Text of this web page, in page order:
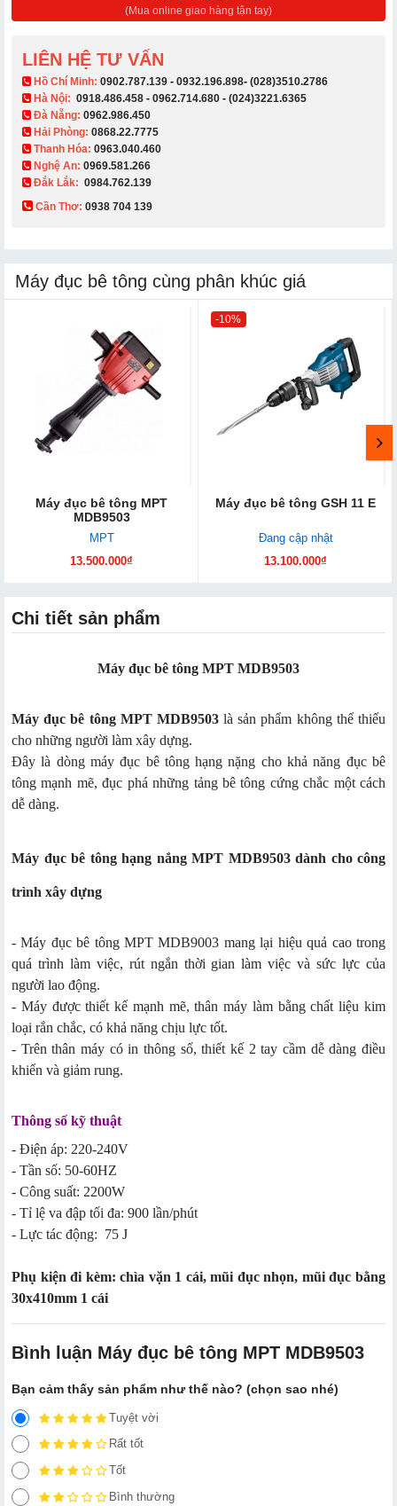
(Mua online giao hàng tận tay)
LIÊN HỆ TƯ VẤN
​ Hồ Chí Minh: 0902.787.139 - 0932.196.898- (028)3510.2786
Hà Nội: 0918.486.458 - 0962.714.680 - (024)3221.6365
Đà Nẵng: 0962.986.450
Hải Phòng: 0868.22.7775
Thanh Hóa: 0963.040.460
Nghệ An: 0969.581.266
Đắk Lắk: 0984.762.139
Cần Thơ: 0938 704 139​
Máy đục bê tông cùng phân khúc giá
Máy đục bê tông MPT
MDB9503
MPT
13.500.000₫
-10%
Máy đục bê tông GSH 11 E
Đang cập nhật
13.100.000₫
Chi tiết sản phẩm
Máy đục bê tông MPT MDB9503
Máy đục bê tông MPT MDB9503là sản phẩm không thể thiếu
cho những người làm xây dựng.
Đây là dòng máy đục bê tông hạng nặng cho khả năng đục bê
tông mạnh mẽ, đục phá những tảng bê tông cứng chắc một cách
dễ dàng.
Máy đục bê tông hạng nắng MPT MDB9503 dành cho công
trình xây dựng
- Máy đục bê tông MPT MDB9003 mang lại hiệu quả cao trong
quá trình làm việc, rút ngắn thời gian làm việc và sức lực của
người lao động.
- Máy được thiết kế mạnh mẽ, thân máy làm bằng chất liệu kim
loại rắn chắc, có khả năng chịu lực tốt.
- Trên thân máy có in thông số, thiết kế 2 tay cầm dễ dàng điều
khiển và giảm rung.
Thông số kỹ thuật
- Điện áp: 220-240V
- Tần số: 50-60HZ
- Công suất: 2200W
- Tỉ lệ va đập tối đa: 900 lần/phút
- Lực tác động: 75 J
Phụ kiện đi kèm: chìa vặn 1 cái, mũi đục nhọn, mũi đục bằng
30x410mm 1 cái
Bình luận Máy đục bê tông MPT MDB9503
Bạn cảm thấy sản phẩm như thế nào? (chọn sao nhé)
Tuyệt vời
Rất tốt
Tốt
Bình thường